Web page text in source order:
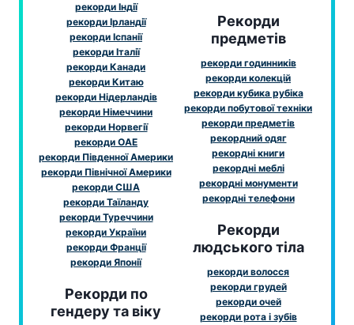
рекорди Індії
рекорди Ірландії
рекорди Іспанії
рекорди Італії
рекорди Канади
рекорди Китаю
рекорди Нідерландів
рекорди Німеччини
рекорди Норвегії
рекорди ОАЕ
рекорди Південної Америки
рекорди Північної Америки
рекорди США
рекорди Таїланду
рекорди Туреччини
рекорди України
рекорди Франції
рекорди Японії
Рекорди по
гендеру та віку
Рекорди
предметів
рекорди годинників
рекорди колекцій
рекорди кубика рубіка
рекорди побутової техніки
рекорди предметів
рекордний одяг
рекордні книги
рекордні меблі
рекордні монументи
рекордні телефони
Рекорди
людського тіла
рекорди волосся
рекорди грудей
рекорди очей
рекорди рота і зубів